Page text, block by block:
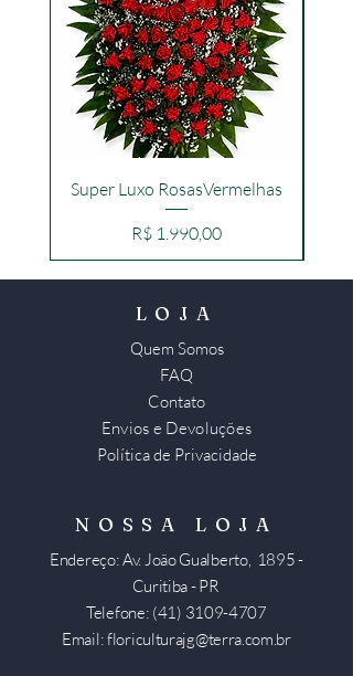
Super Luxo RosasVermelhas
Preço
R$ 1.990,00
LOJA
Quem Somos
FAQ
Contato
Envios e Devoluções
Política de Privacidade
NOSSA LOJA
Endereço: Av. João Gualberto, 1895 -
Curitiba - PR
Telefone: (41) 3109-4707
Email:floriculturajg@terra.com.br